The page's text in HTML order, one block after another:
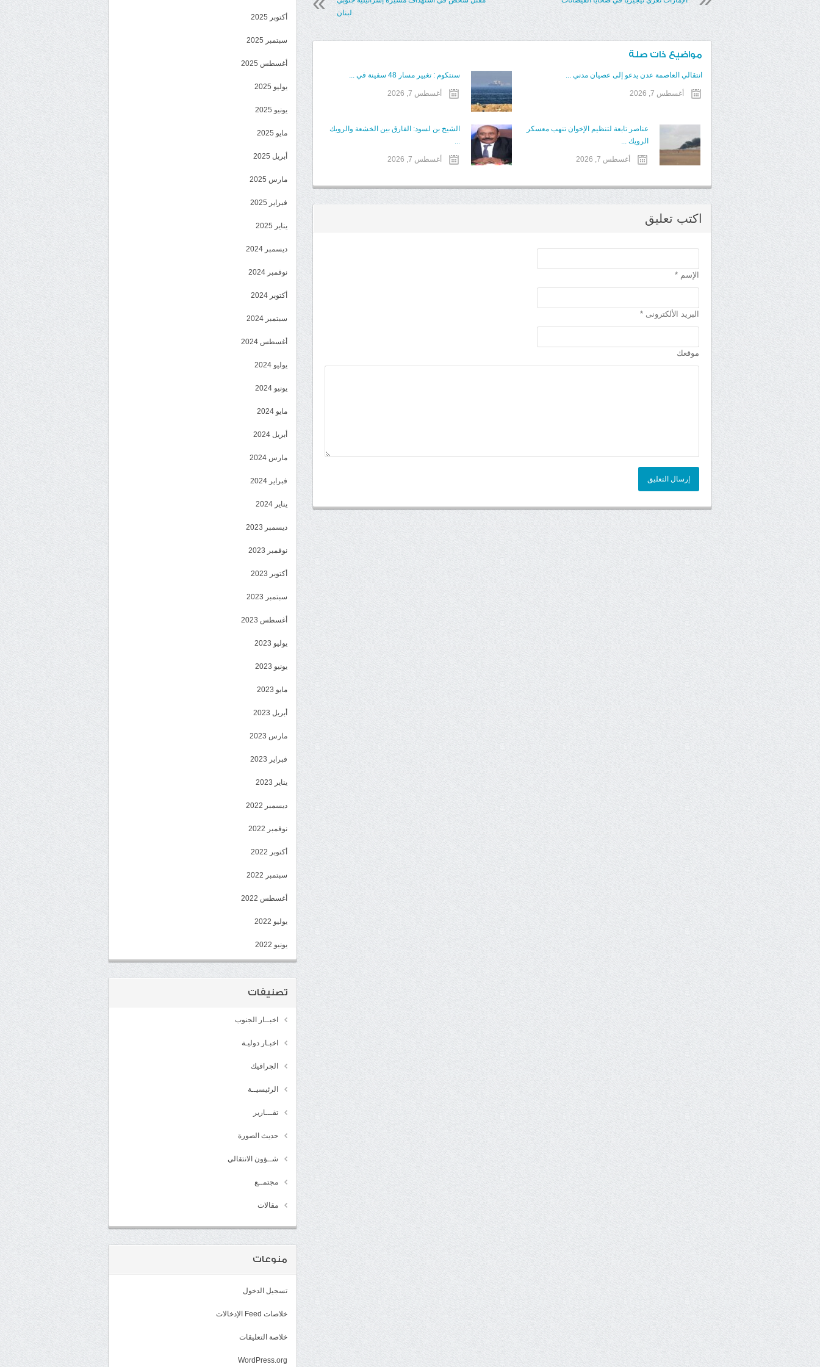
لبنان
مواضيع ذات صلة
انتقالي العاصمة عدن يدعو إلى عصيان مدني ...
أغسطس 7, 2026
سنتكوم : تغيير مسار 48 سفينة في ...
أغسطس 7, 2026
عناصر تابعة لتنظيم الإخوان تنهب معسكر
الرويك ...
أغسطس 7, 2026
الشيخ بن لسود: الفارق بين الخشعة والرويك
...
أغسطس 7, 2026
اكتب تعليق
الإسم *
البريد الألكترونى *
موقعك
إرسال التعليق
أكتوبر 2025
سبتمبر 2025
أغسطس 2025
يوليو 2025
يونيو 2025
مايو 2025
أبريل 2025
مارس 2025
فبراير 2025
يناير 2025
ديسمبر 2024
نوفمبر 2024
أكتوبر 2024
سبتمبر 2024
أغسطس 2024
يوليو 2024
يونيو 2024
مايو 2024
أبريل 2024
مارس 2024
فبراير 2024
يناير 2024
ديسمبر 2023
نوفمبر 2023
أكتوبر 2023
سبتمبر 2023
أغسطس 2023
يوليو 2023
يونيو 2023
مايو 2023
أبريل 2023
مارس 2023
فبراير 2023
يناير 2023
ديسمبر 2022
نوفمبر 2022
أكتوبر 2022
سبتمبر 2022
أغسطس 2022
يوليو 2022
يونيو 2022
تصنيفات
اخبــار الجنوب
اخبـار دوليـة
الجرافيك
الرئيسيــة
تقـــارير
حديث الصورة
شــؤون الانتقالي
مجتمــع
مقالات
منوعات
تسجيل الدخول
خلاصات Feed الإدخالات
خلاصة التعليقات
WordPress.org